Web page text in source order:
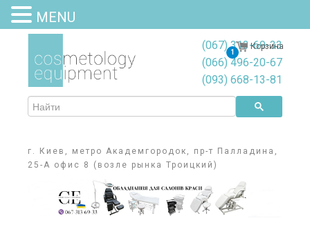
Корзина
1
г. Киев, метро Академгородок, пр-т Палладина,
25-А офис 8 (возле рынка Троицкий)
(067) 313-69-33
(066) 496-20-67
(093) 668-13-81
MENU